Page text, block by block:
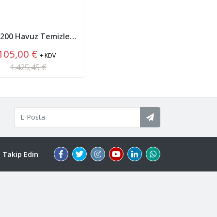
Dolphin S200 Havuz Temizleme Robotu
€ + KDV
1.425,45 €
Takip Edin